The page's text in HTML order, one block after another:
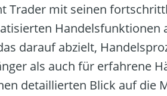
Trader mit seinen
Handelsfunktionen
darauf abzielt,
als auch für erfahrene
detaillierten Blick auf die